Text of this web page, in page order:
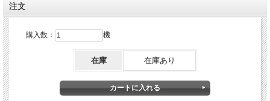
注文
購入数： 機
在庫 在庫あり